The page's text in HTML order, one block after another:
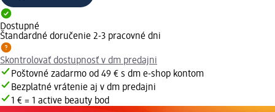
Dostupné
Štandardné doručenie 2-3 pracovné dni
Skontrolovať dostupnosť v dm predajni
Poštovné zadarmo od 49 € s dm e-shop kontom
Bezplatné vrátenie aj v dm predajni
1 € = 1 active beauty bod